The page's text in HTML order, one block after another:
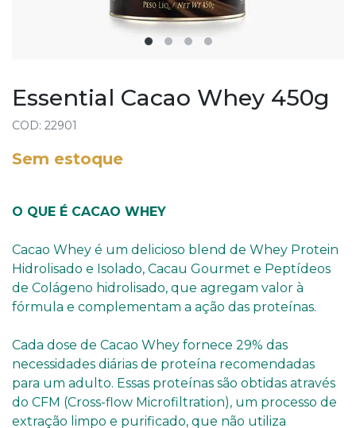
Essential Cacao Whey 450g
COD: 22901
Sem estoque
O QUE É CACAO WHEY
Cacao Whey é um delicioso blend de Whey Protein
Hidrolisado e Isolado, Cacau Gourmet e Peptídeos
de Colágeno hidrolisado, que agregam valor à
fórmula e complementam a ação das proteínas.
Cada dose de Cacao Whey fornece 29% das
necessidades diárias de proteína recomendadas
para um adulto. Essas proteínas são obtidas através
do CFM (Cross-flow Microfiltration), um processo de
extração limpo e purificado, que não utiliza